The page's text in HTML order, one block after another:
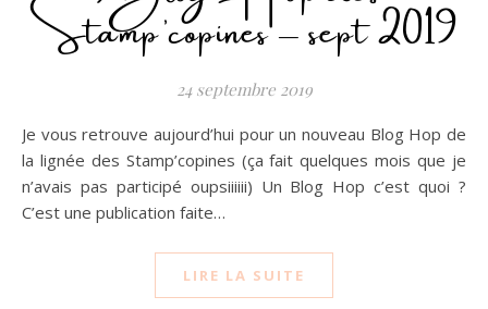
Stamp’copines – sept 2019
24 septembre 2019
Je vous retrouve aujourd’hui pour un nouveau Blog Hop de
la lignée des Stamp’copines (ça fait quelques mois que je
n’avais pas participé oupsiiiiii) Un Blog Hop c’est quoi ?
C’est une publication faite…
LIRE LA SUITE